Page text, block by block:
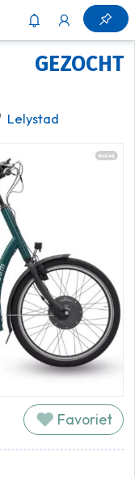
GEZOCHT
Lelystad
Favoriet